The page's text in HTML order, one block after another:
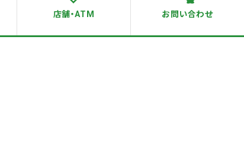
店舗・ATM お問い合わせ